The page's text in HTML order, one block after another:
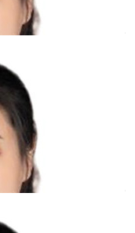
。五级就是下腹
更严重昏厥，需
不适还是尽量去
发生改变造成
体质比较虚弱所
孕反应，正常会
腰背酸痛的症
保证有充足的睡
些营养较高的食